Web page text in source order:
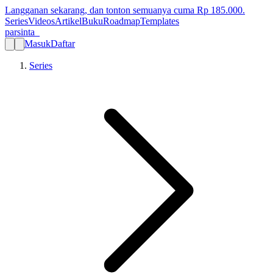
Langganan sekarang, dan tonton semuanya cuma Rp 185.000.
SeriesVideosArtikelBukuRoadmapTemplates
parsinta_
MasukDaftar
Series